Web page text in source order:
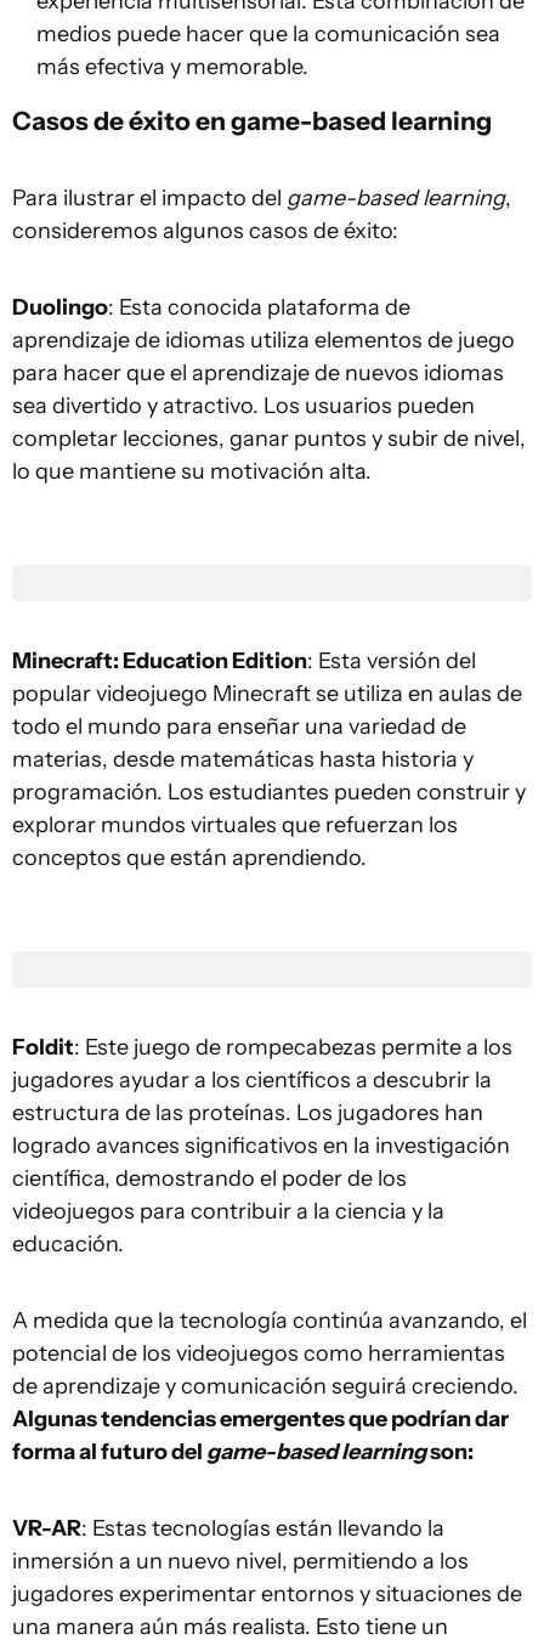
medios puede hacer que la comunicación sea
más efectiva y memorable.
Casos de éxito en game-based learning
Para ilustrar el impacto del game-based learning,
consideremos algunos casos de éxito:
Duolingo: Esta conocida plataforma de
aprendizaje de idiomas utiliza elementos de juego
para hacer que el aprendizaje de nuevos idiomas
sea divertido y atractivo. Los usuarios pueden
completar lecciones, ganar puntos y subir de nivel,
lo que mantiene su motivación alta.
Minecraft: Education Edition: Esta versión del
popular videojuego Minecraft se utiliza en aulas de
todo el mundo para enseñar una variedad de
materias, desde matemáticas hasta historia y
programación. Los estudiantes pueden construir y
explorar mundos virtuales que refuerzan los
conceptos que están aprendiendo.
Foldit: Este juego de rompecabezas permite a los
jugadores ayudar a los científicos a descubrir la
estructura de las proteínas. Los jugadores han
logrado avances significativos en la investigación
científica, demostrando el poder de los
videojuegos para contribuir a la ciencia y la
educación.
A medida que la tecnología continúa avanzando, el
potencial de los videojuegos como herramientas
de aprendizaje y comunicación seguirá creciendo.
Algunas tendencias emergentes que podrían dar
forma al futuro del game-based learningson:
VR-AR: Estas tecnologías están llevando la
inmersión a un nuevo nivel, permitiendo a los
jugadores experimentar entornos y situaciones de
una manera aún más realista. Esto tiene un